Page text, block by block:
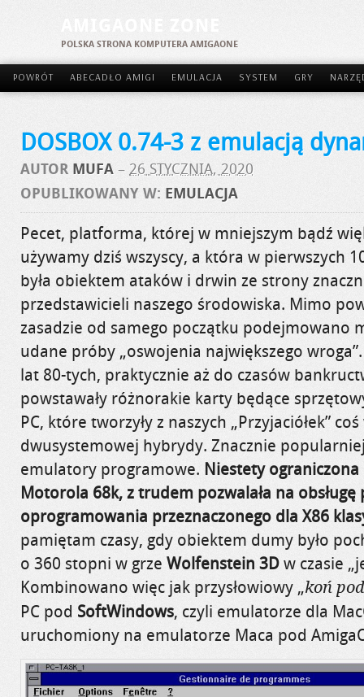
POLSKA STRONA KOMPUTERA AMIGAONE
POWRÓT ABECADŁO AMIGI EMULACJA SYSTEM GRY
DOSBOX 0.74-3 z emulacją
AUTOR MUFA – 26 STYCZNIA, 2020
OPUBLIKOWANY W: EMULACJA
Pecet, platforma, której w mniejszym bądź
używamy dziś wszyscy, a która w pierwszych
była obiektem ataków i drwin ze strony
przedstawicieli naszego środowiska. Mimo
zasadzie od samego początku podejmowano
udane próby „oswojenia największego
lat 80-tych, praktycznie aż do czasów
powstawały różnorakie karty będące
PC, które tworzyły z naszych „Przyjaciółek”
dwusystemowej hybrydy. Znacznie
emulatory programowe. Niestety
Motorola 68k, z trudem pozwalała na obsługę
oprogramowania przeznaczonego dla X86
pamiętam czasy, gdy obiektem dumy było
o 360 stopni w grze Wolfenstein 3Dw czasie
Kombinowano więc jak przysłowiowy „koń
PC pod SoftWindows, czyli emulatorze dla
uruchomiony na emulatorze Maca pod